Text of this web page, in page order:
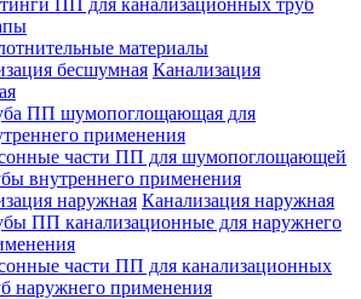
материалы
Канализация
ПП шумопоглощающая для
применения
части ПП для шумопоглощающей
внутреннего применения
Канализация наружная
ПП канализационные для наружнего
части ПП для канализационных
наружнего применения